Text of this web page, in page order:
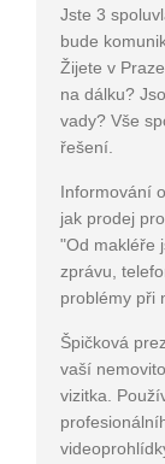
Jste 3
bude
Žijete v
na dálku?
vady? Vše
řešení.
Informování
jak prodej
"Od makléře
zprávu,
problémy při
Špičková
vaší
vizitka.